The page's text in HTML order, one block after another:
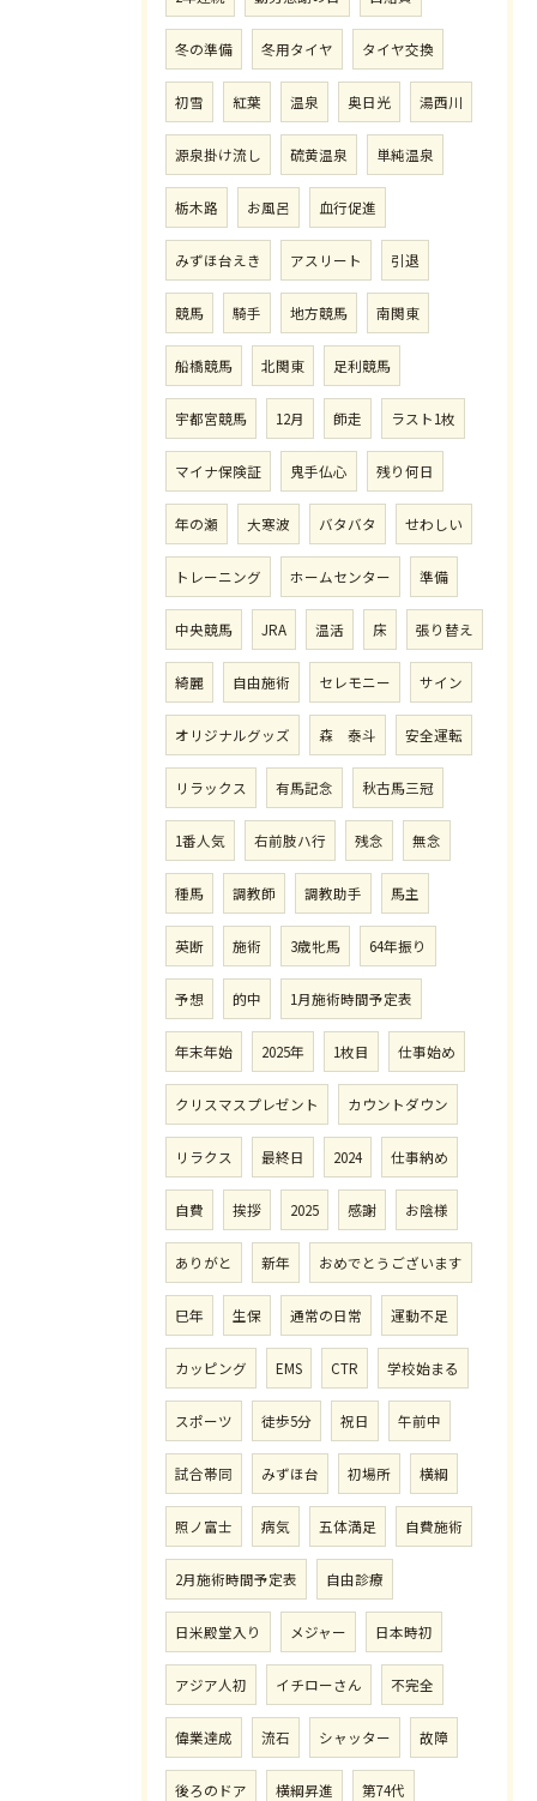
冬の準備 冬用タイヤ タイヤ交換
初雪 紅葉 温泉 奥日光 湯西川
源泉掛け流し 硫黄温泉 単純温泉
栃木路 お風呂 血行促進
みずほ台えき アスリート 引退
競馬 騎手 地方競馬 南関東
船橋競馬 北関東 足利競馬
宇都宮競馬 12月 師走 ラスト1枚
マイナ保険証 鬼手仏心 残り何日
年の瀬 大寒波 バタバタ せわしい
トレーニング ホームセンター 準備
中央競馬 JRA 温活 床 張り替え
綺麗 自由施術 セレモニー サイン
オリジナルグッズ 森 泰斗 安全運転
リラックス 有馬記念 秋古馬三冠
1番人気 右前肢ハ行 残念 無念
種馬 調教師 調教助手 馬主
英断 施術 3歳牝馬 64年振り
予想 的中 1月施術時間予定表
年末年始 2025年 1枚目 仕事始め
クリスマスプレゼント カウントダウン
リラクス 最終日 2024 仕事納め
自費 挨拶 2025 感謝 お陰様
ありがと 新年 おめでとうございます
巳年 生保 通常の日常 運動不足
カッピング EMS CTR 学校始まる
スポーツ 徒歩5分 祝日 午前中
試合帯同 みずほ台 初場所 横綱
照ノ富士 病気 五体満足 自費施術
2月施術時間予定表 自由診療
日米殿堂入り メジャー 日本時初
アジア人初 イチローさん 不完全
偉業達成 流石 シャッター 故障
後ろのドア 横綱昇進 第74代